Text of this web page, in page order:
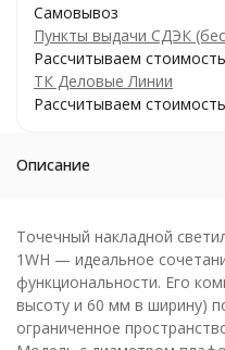
Самовывоз
Пункты выдачи СДЭК
Рассчитываем
ТК Деловые Линии
Рассчитываем
Описание
Точечный накладной
1WH — идеальное
функциональности. Его
высоту и 60 мм в ширину)
ограниченное